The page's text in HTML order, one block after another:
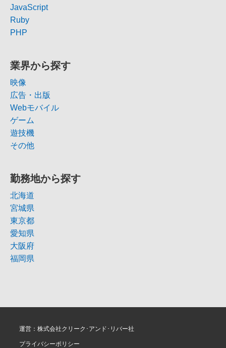
JavaScript
Ruby
PHP
業界から探す
映像
広告・出版
Webモバイル
ゲーム
遊技機
その他
勤務地から探す
北海道
宮城県
東京都
愛知県
大阪府
福岡県
運営：株式会社クリーク･アンド･リバー社
プライバシーポリシー